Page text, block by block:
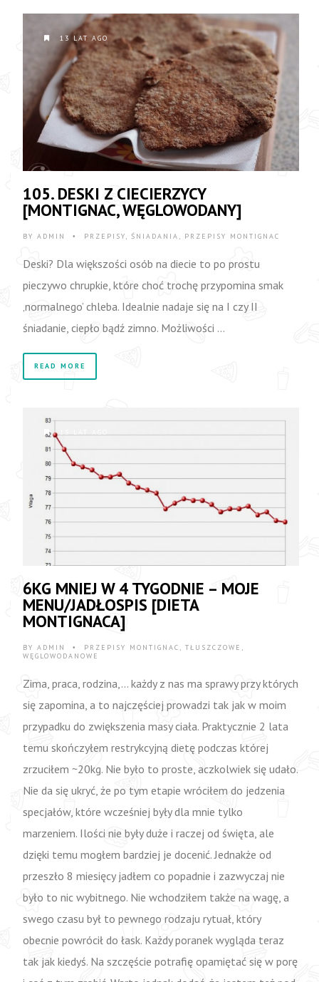
13 LAT AGO
105. DESKI Z CIECIERZYCY
[MONTIGNAC, WĘGLOWODANY]
BY ADMIN • PRZEPISY, ŚNIADANIA , PRZEPISY MONTIGNAC
Deski? Dla większości osób na diecie to po prostu
pieczywo chrupkie, które choć trochę przypomina smak
‚normalnego’ chleba. Idealnie nadaje się na I czy II
śniadanie, ciepło bądź zimno. Możliwości …
READ MORE
13 LAT AGO
6KG MNIEJ W 4 TYGODNIE – MOJE
MENU/JADŁOSPIS [DIETA
MONTIGNACA]
BY ADMIN • PRZEPISY MONTIGNAC , TŁUSZCZOWE ,
WĘGLOWODANOWE
Zima, praca, rodzina,… każdy z nas ma sprawy przy których
się zapomina, a to najczęściej prowadzi tak jak w moim
przypadku do zwiększenia masy ciała. Praktycznie 2 lata
temu skończyłem restrykcyjną dietę podczas której
zrzuciłem ~20kg. Nie było to proste, aczkolwiek się udało.
Nie da się ukryć, że po tym etapie wróciłem do jedzenia
specjałów, które wcześniej były dla mnie tylko
marzeniem. Ilości nie były duże i raczej od święta, ale
dzięki temu mogłem bardziej je docenić. Jednakże od
przeszło 8 miesięcy jadłem co popadnie i zazwyczaj nie
było to nic wybitnego. Nie wchodziłem także na wagę, a
swego czasu był to pewnego rodzaju rytuał, który
obecnie powrócił do łask. Każdy poranek wygląda teraz
tak jak kiedyś. Na szczęście potrafię opamiętać się w porę